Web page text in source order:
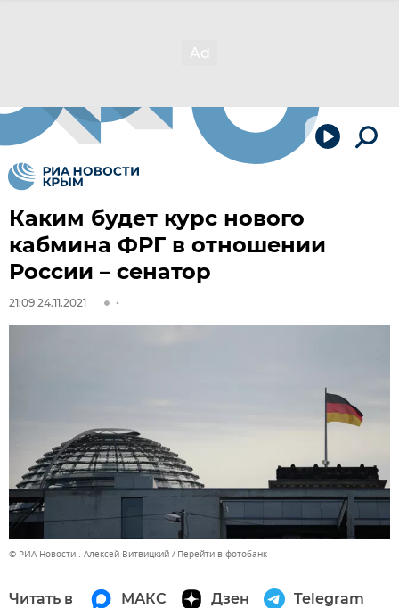
Каким будет курс нового
кабмина ФРГ в отношении
России – сенатор
21:09 24.11.2021
© РИА Новости . Алексей Витвицкий Перейти в фотобанк
Читать в МАКС Дзен Telegram